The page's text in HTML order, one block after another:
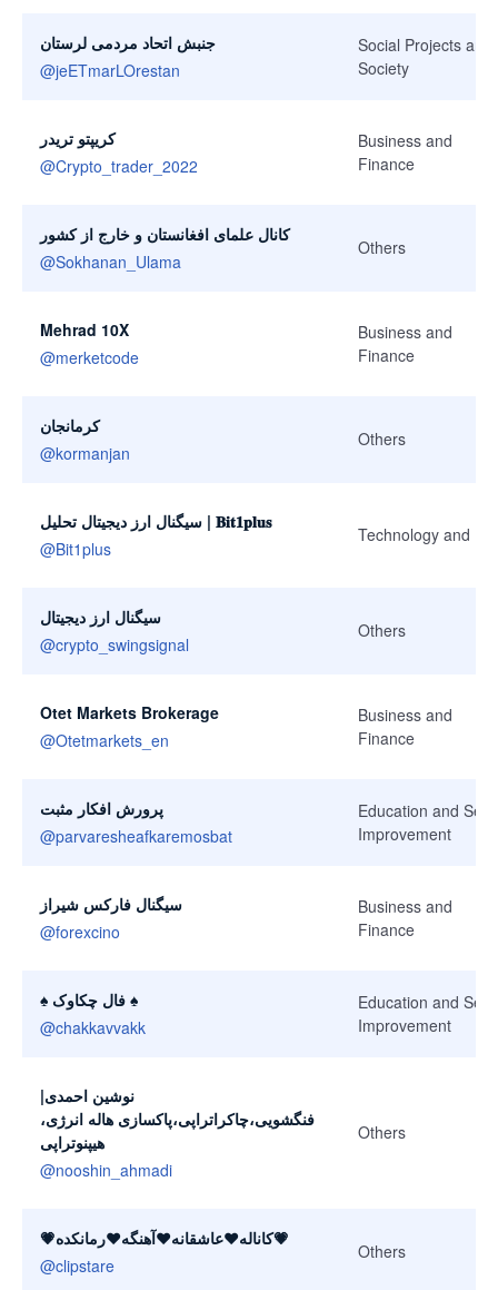
جنبش اتحاد مردمی لرستان
@jeETmarLOrestan
Social Projects and
Society
کریپتو تریدر
@Crypto_trader_2022
Business and
Finance
کانال علمای افغانستان و خارج از کشور
@Sokhanan_Ulama
Others
Mehrad 10X
@merketcode
Business and
Finance
کرمانجان
@kormanjan
Others
سیگنال ارز دیجیتال تحلیل | 𝐁𝐢𝐭𝟏𝐩𝐥𝐮𝐬
@Bit1plus
Technology and IT
سیگنال ارز دیجیتال
@crypto_swingsignal
Others
Otet Markets Brokerage
@Otetmarkets_en
Business and
Finance
پرورش افکار مثبت
@parvaresheafkaremosbat
Education and Self-
Improvement
سیگنال فارکس شیراز
@forexcino
Business and
Finance
♠ فال چکاوک ♠
@chakkavvakk
Education and Self-
Improvement
نوشین احمدی|
فنگشویی،چاکراتراپی،پاکسازی هاله انرژی،
هیپنوتراپی
@nooshin_ahmadi
Others
💗کاناله❤️عاشقانه❤️آهنگه❤️رمانکده💗
@clipstare
Others